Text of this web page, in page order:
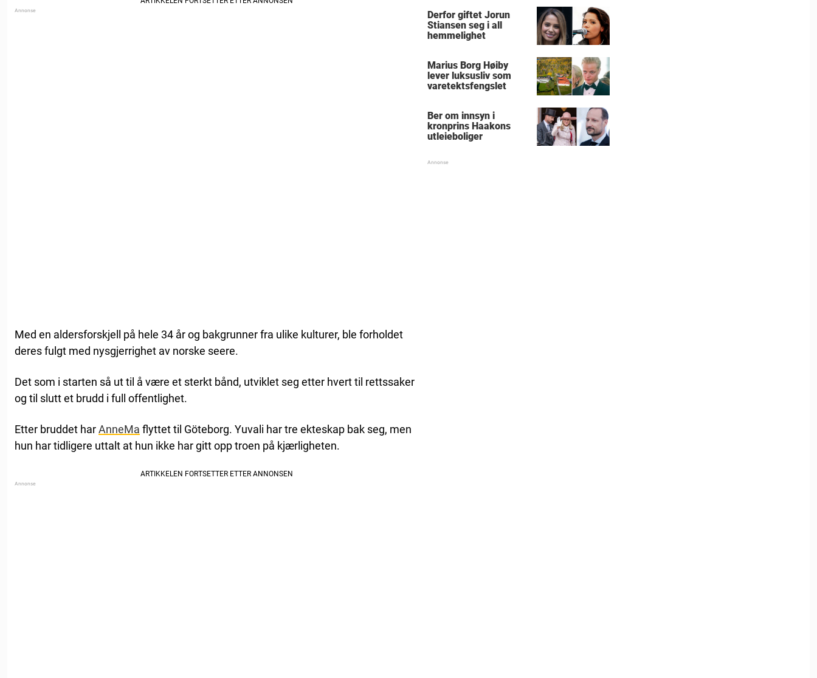
Med en aldersforskjell på hele 34 år og bakgrunner fra ulike kulturer, ble forholdet
deres fulgt med nysgjerrighet av norske seere.
Det som i starten så ut til å være et sterkt bånd, utviklet seg etter hvert til rettssaker
og til slutt et brudd i full offentlighet.
Etter bruddet harAnneMa flyttet til Göteborg. Yuvali har tre ekteskap bak seg, men
hun har tidligere uttalt at hun ikke har gitt opp troen på kjærligheten.
Derfor giftet Jorun
Stiansen seg i all
hemmelighet
Marius Borg Høiby
lever luksusliv som
varetektsfengslet
Ber om innsyn i
kronprins Haakons
utleieboliger